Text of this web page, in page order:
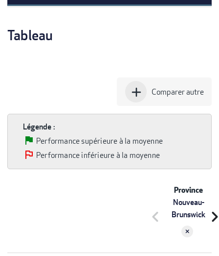
Tableau
add Comparer autre
Légende :
Performance supérieure à la moyenne
Performance inférieure à la moyenne
Province
Nouveau-
Brunswick
chevron_left